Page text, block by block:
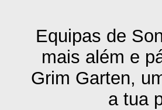
Equipas de
mais além e
Grim Garten,
a tua